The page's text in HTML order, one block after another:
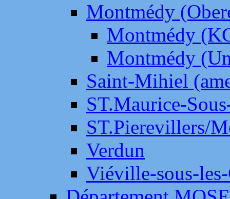
Montmédy
Montmédy
Montmédy
Saint-Mihiel
ST.Maurice-
ST.Pierevillers/
Verdun
Viéville-sous-